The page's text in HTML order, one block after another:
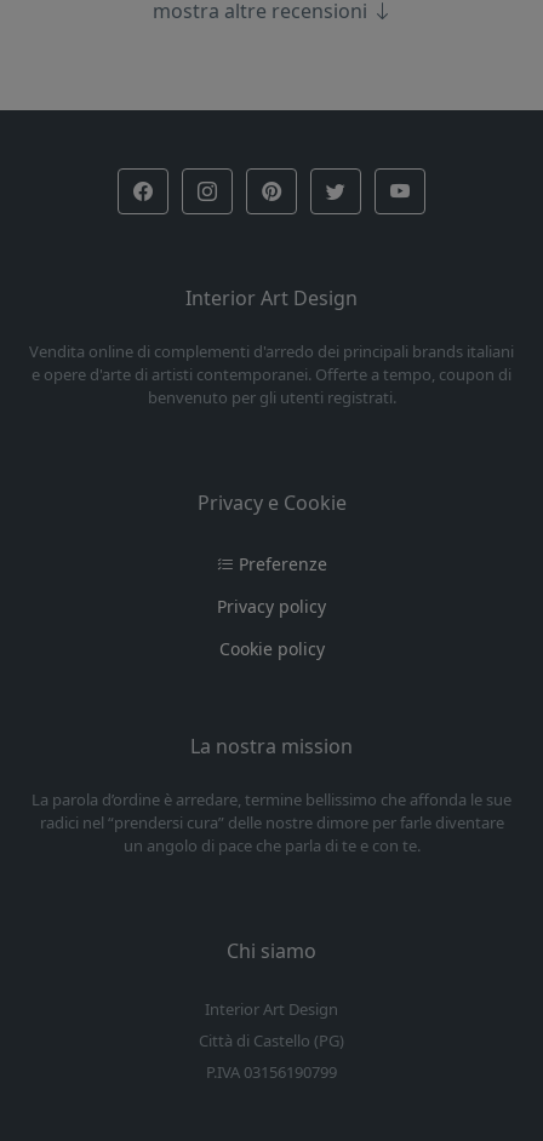
mostra altre recensioni
Interior Art Design
Vendita online di complementi d'arredo dei principali brands italiani
e opere d'arte di artisti contemporanei. Offerte a tempo, coupon di
benvenuto per gli utenti registrati.
Privacy e Cookie
Preferenze
Privacy policy
Cookie policy
La nostra mission
La parola d’ordine è arredare, termine bellissimo che affonda le sue
radici nel “prendersi cura” delle nostre dimore per farle diventare
un angolo di pace che parla di te e con te.
Chi siamo
Interior Art Design
Città di Castello (PG)
P.IVA 03156190799